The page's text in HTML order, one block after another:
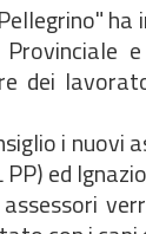
e
dei
i nuovi
ed